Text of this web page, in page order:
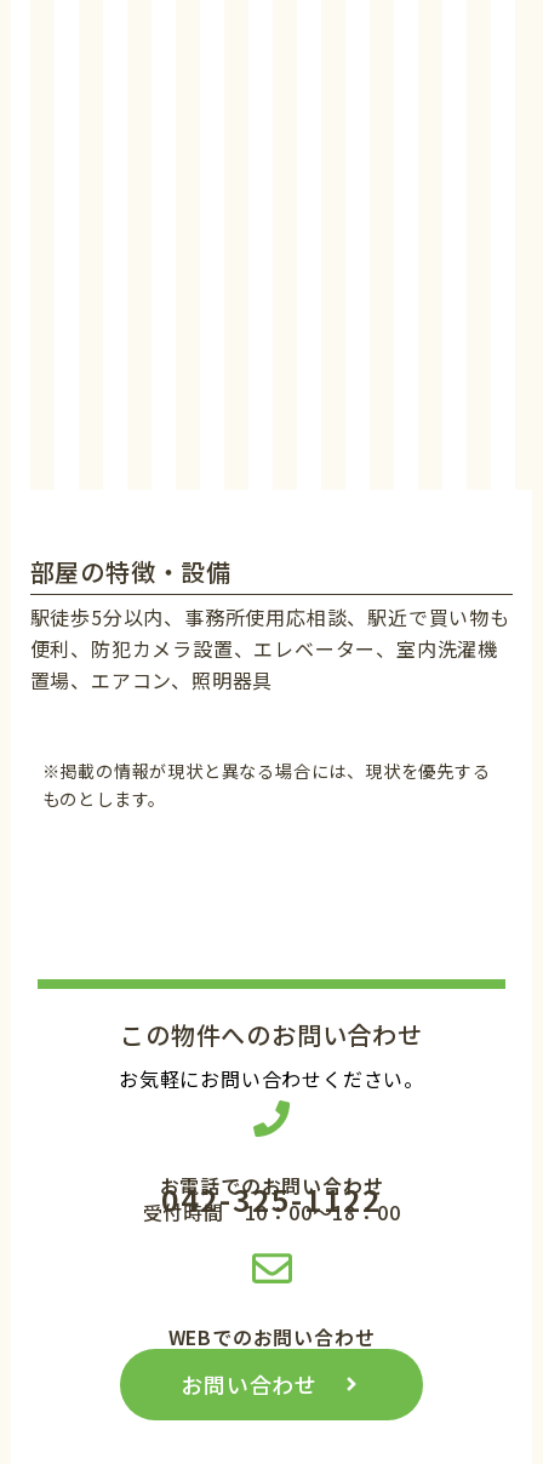
部屋の特徴・設備
駅徒歩5分以内、事務所使用応相談、駅近で買い物も
便利、防犯カメラ設置、エレベーター、室内洗濯機
置場、エアコン、照明器具
※掲載の情報が現状と異なる場合には、現状を優先する
ものとします。
この物件へのお問い合わせ
お気軽にお問い合わせください。
お電話でのお問い合わせ
042-325-1122
受付時間 10：00～18：00
WEBでのお問い合わせ
お問い合わせ